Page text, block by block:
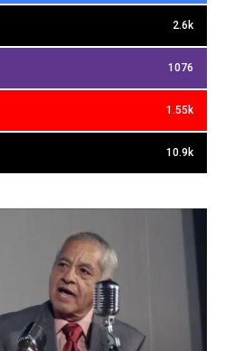
2.6k
1076
1.55k
10.9k